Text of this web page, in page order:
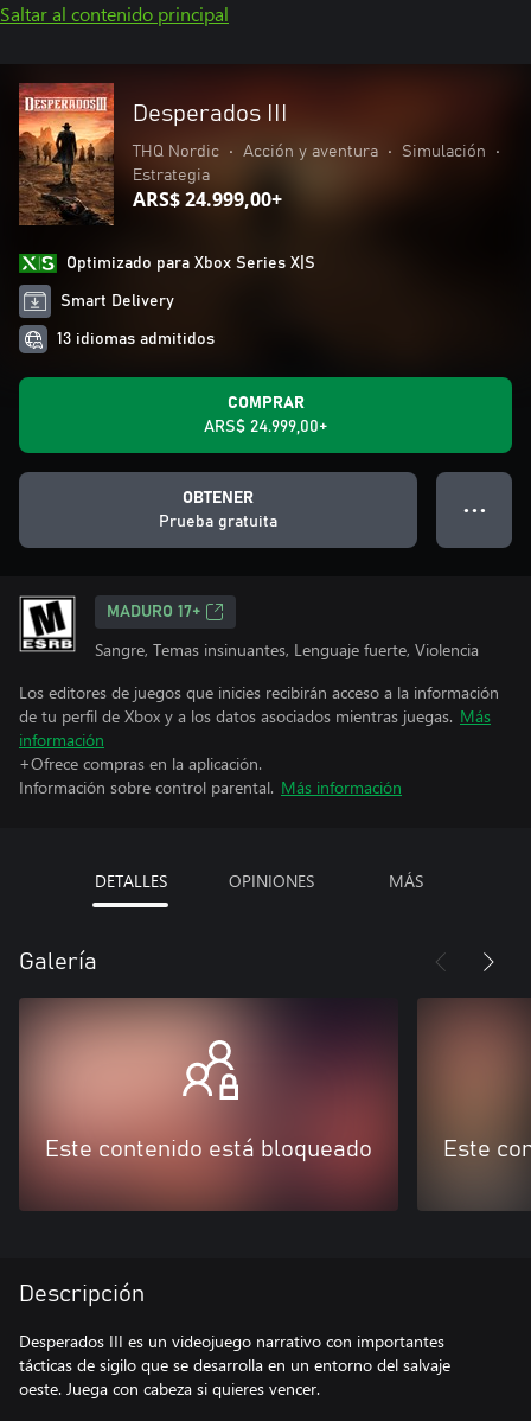
Saltar al contenido principal
Desperados III
THQ Nordic • Acción y aventura • Simulación
•
Estrategia
ARS$ 24.999,00+
Optimizado para Xbox Series X|S
Smart Delivery
13 idiomas admitidos
COMPRAR
ARS$ 24.999,00+
OBTENER
Prueba gratuita
● ● ●
MADURO 17+
Sangre, Temas insinuantes, Lenguaje fuerte, Violencia
Los editores de juegos que inicies recibirán acceso a la información
de tu perfil de Xbox y a los datos asociados mientras juegas. Más
información
+Ofrece compras en la aplicación.
Información sobre control parental. Más información
DETALLES OPINIONES MÁS
Galería
Este contenido está bloqueado Este
Descripción
Desperados III es un videojuego narrativo con importantes
tácticas de sigilo que se desarrolla en un entorno del salvaje
oeste. Juega con cabeza si quieres vencer.